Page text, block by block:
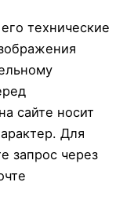
технические
сайте носит
Для
запрос через